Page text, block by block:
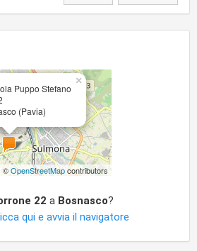
Puppo Stefano
(Pavia)
×
| ©OpenStreetMapcontributors
22 a Bosnasco?
qui e avvia il navigatore